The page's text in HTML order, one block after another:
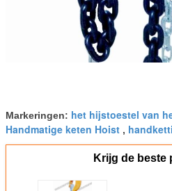
Markeringen: het hijstoestel van
Handmatige keten Hoist ,
Krijg de beste